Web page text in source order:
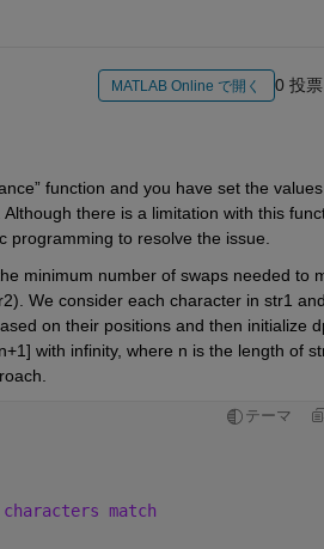
MATLAB Online で開く 0 投票
function and you have set the
there is a limitation with this
programming to resolve the issue.
minimum number of swaps needed to
We consider each character in str1
on their positions and then initialize
with infinity, where n is the length of
テーマ
match